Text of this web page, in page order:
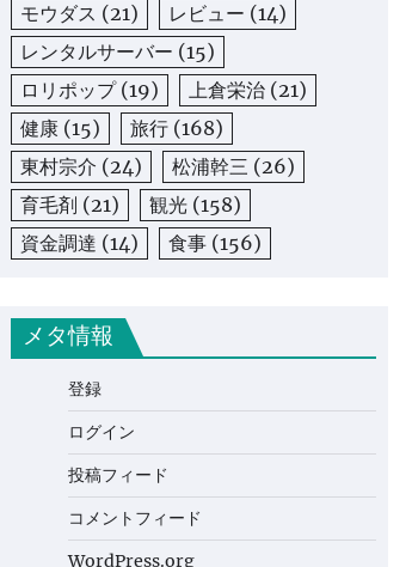
モウダス (21) レビュー (14)
レンタルサーバー (15)
ロリポップ(19) 上倉栄治 (21)
健康 (15) 旅行 (168)
東村宗介 (24) 松浦幹三 (26)
育毛剤 (21) 観光 (158)
資金調達 (14) 食事 (156)
メタ情報
登録
ログイン
投稿フィード
コメントフィード
WordPress.org